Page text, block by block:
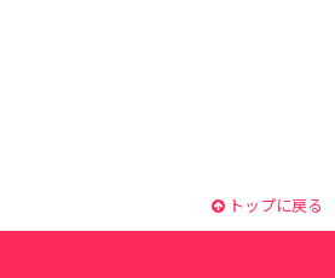
トップに戻る